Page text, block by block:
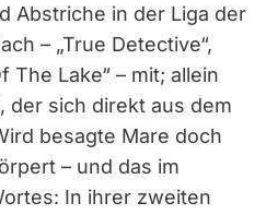
Abstriche in der Liga der
– „True Detective“,
The Lake“ – mit; allein
der sich direkt aus dem
besagte Mare doch
– und das im
In ihrer zweiten